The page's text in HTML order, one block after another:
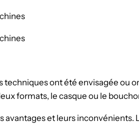
techniques ont été envisagée ou
formats, le casque ou le
avantages et leurs inconvénients.